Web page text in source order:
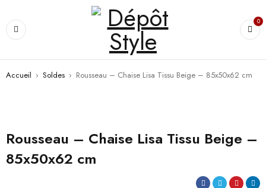
0
Accueil › Soldes › Rousseau – Chaise Lisa Tissu Beige – 85x50x62 cm
Rousseau – Chaise Lisa Tissu Beige –
85x50x62 cm